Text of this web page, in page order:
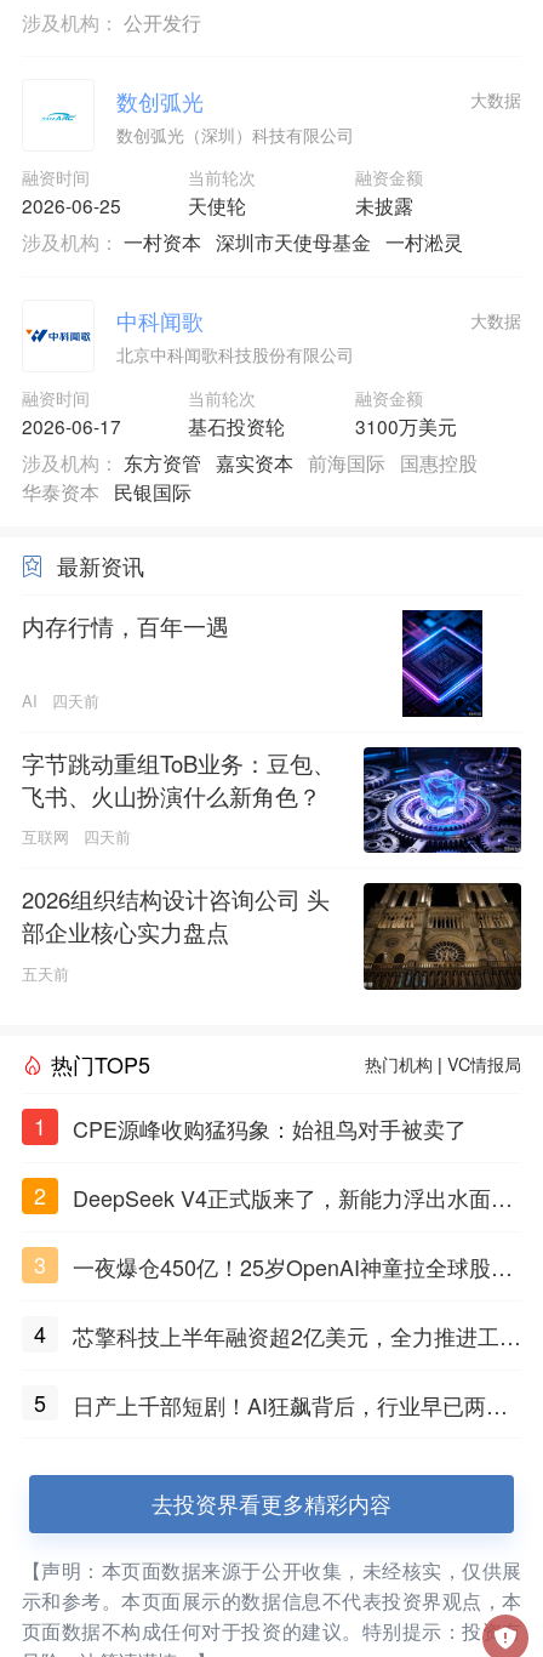
涉及机构： 公开发行
数创弧光
数创弧光（深圳）科技有限公司
融资时间
2026-06-25
当前轮次
天使轮
融资金额
未披露
大数据
涉及机构： 一村资本 深圳市天使母基金 一村淞灵
中科闻歌
北京中科闻歌科技股份有限公司
融资时间
2026-06-17
当前轮次
基石投资轮
融资金额
3100万美元
大数据
涉及机构： 东方资管 嘉实资本 前海国际
国惠控股
华泰资本
民银国际
最新资讯
内存行情，百年一遇
AI 四天前
字节跳动重组ToB业务：豆包、
飞书、火山扮演什么新角色？
互联网 四天前
2026组织结构设计咨询公司 头
部企业核心实力盘点
五天前
热门TOP5 热门机构 |VC情报局
1 CPE源峰收购猛犸象：始祖鸟对手被卖了
2
DeepSeek V4正式版来了，新能力浮出水面，
3
一夜爆仓450亿！25岁OpenAI神童拉全球股民
4
芯擎科技上半年融资超2亿美元，全力推进工业
5
日产上千部短剧！AI狂飙背后，行业早已两极
去投资界看更多精彩内容
【声明：本页面数据来源于公开收集，未经核实，仅供展
示和参考。本页面展示的数据信息不代表投资界观点，本
页面数据不构成任何对于投资的建议。特别提示：投资有